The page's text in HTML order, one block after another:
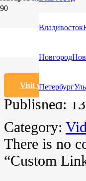
Владивосток
Новгород
Петербург
Custom
Visit website
Published:
Category:
There is no
“Custom